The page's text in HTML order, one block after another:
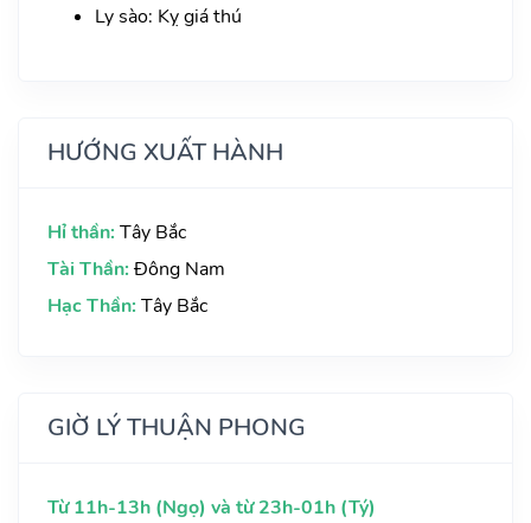
Ly sào: Kỵ giá thú
HƯỚNG XUẤT HÀNH
Hỉ thần: Tây Bắc
Tài Thần: Đông Nam
Hạc Thần: Tây Bắc
GIỜ LÝ THUẬN PHONG
Từ 11h-13h (Ngọ) và từ 23h-01h (Tý)